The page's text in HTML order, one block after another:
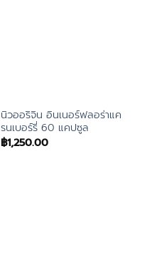
นิวออริจิน อินเนอร์ฟลอร่าแค
รนเบอร์รี่ 60 แคปซูล
฿1,250.00